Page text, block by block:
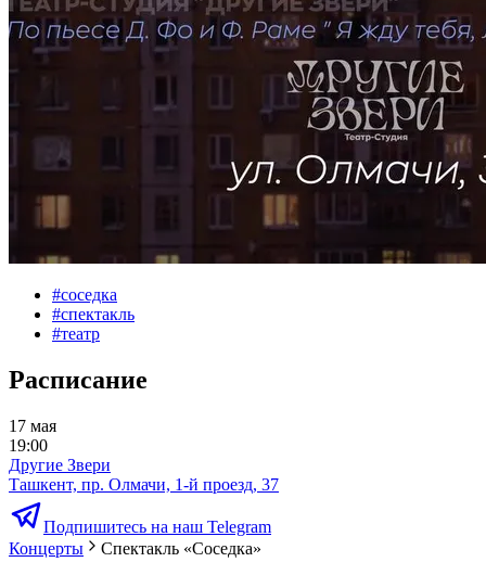
#соседка
#спектакль
#театр
Расписание
17 мая
19:00
Другие Звери
Ташкент, пр. Олмачи, 1-й проезд, 37
Подпишитесь на наш Telegram
Концерты
Спектакль «Соседка»